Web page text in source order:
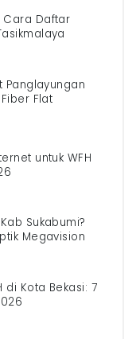
Cara Daftar
Panglayungan
Flat
untuk WFH
Sukabumi?
Megavision
di Kota Bekasi: 7